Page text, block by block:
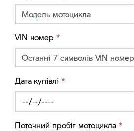
VIN номер *
Дата купівлі *
Поточний пробіг мотоцикла *